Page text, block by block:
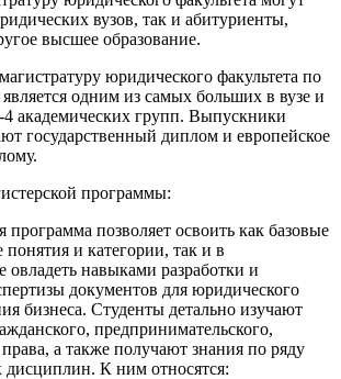
вузов, так и абитуриенты,
высшее образование.
юридического факультета по
одним из самых больших в вузе и
4 академических групп. Выпускники
государственный диплом и европейское
программы:
программа позволяет освоить как базовые
и категории, так и в
овладеть навыками разработки и
документов для юридического
бизнеса. Студенты детально изучают
предпринимательского,
а также получают знания по ряду
дисциплин. К ним относятся: